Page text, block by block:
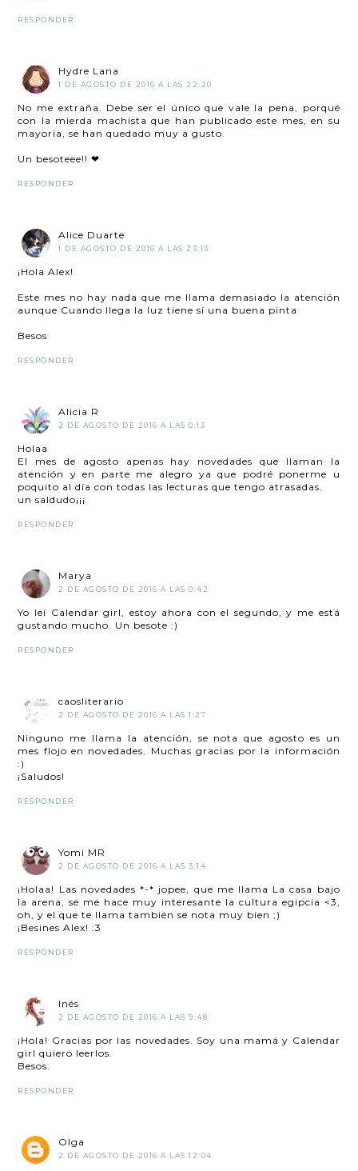
RESPONDER
Hydre Lana
1 DE AGOSTO DE 2016 A LAS 22:20
No me extraña. Debe ser el único que vale la pena, porqué
con la mierda machista que han publicado este mes, en su
mayoría, se han quedado muy a gusto.
Un besoteee!! ❤
RESPONDER
Alice Duarte
1 DE AGOSTO DE 2016 A LAS 23:13
¡Hola Alex!
Este mes no hay nada que me llama demasiado la atención
aunque Cuando llega la luz tiene sí una buena pinta
Besos
RESPONDER
Alicia R
2 DE AGOSTO DE 2016 A LAS 0:13
Holaa
El mes de agosto apenas hay novedades que llaman la
atención y en parte me alegro ya que podré ponerme u
poquito al día con todas las lecturas que tengo atrasadas.
un saldudo¡¡¡
RESPONDER
Marya
2 DE AGOSTO DE 2016 A LAS 0:42
Yo leí Calendar girl, estoy ahora con el segundo, y me está
gustando mucho. Un besote :)
RESPONDER
caosliterario
2 DE AGOSTO DE 2016 A LAS 1:27
Ninguno me llama la atención, se nota que agosto es un
mes flojo en novedades. Muchas gracias por la información
:)
¡Saludos!
RESPONDER
Yomi MR
2 DE AGOSTO DE 2016 A LAS 3:14
¡Holaa! Las novedades *-* jopee, que me llama La casa bajo
la arena, se me hace muy interesante la cultura egipcia <3,
oh, y el que te llama también se nota muy bien ;)
¡Besines Alex! :3
RESPONDER
Inés
2 DE AGOSTO DE 2016 A LAS 9:48
¡Hola! Gracias por las novedades. Soy una mamá y Calendar
girl quiero leerlos.
Besos.
RESPONDER
Olga
2 DE AGOSTO DE 2016 A LAS 12:04